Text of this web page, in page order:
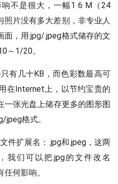
不是很大，一幅1 6 M（24
照片没有多大差别，非专业人
面，用.jpg/.jpeg格式储存的文
～1/20。
有几十KB，而色彩数最高可
在Internet上，以节约宝贵的
一张光盘上储存更多的图形图
jpeg格式。
件扩展名：.jpg和.jpeg，这两
我们可以把.jpg的文件改名
何影响。